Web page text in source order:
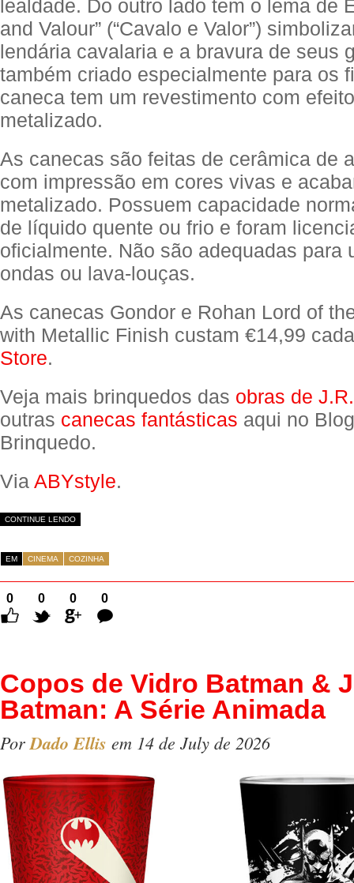
lealdade. Do outro lado tem o lema de
and Valour” (“Cavalo e Valor”)
lendária cavalaria e a bravura de seus
também criado especialmente para os
caneca tem um revestimento com
metalizado.
As canecas são feitas de cerâmica de
com impressão em cores vivas e
metalizado. Possuem capacidade
de líquido quente ou frio e foram
oficialmente. Não são adequadas para
ondas ou lava-louças.
As canecas Gondor e Rohan Lord of
with Metallic Finish custam €14,99
Store.
Veja mais brinquedos das obras de
outras canecas fantásticas aqui no
Brinquedo.
Via ABYstyle.
CONTINUE LENDO
EM CINEMA COZINHA
0 0 0
0
Comentários
Copos de Vidro Batman &
Batman: A Série Animada
PorDado Ellis em 14 de July de 2026